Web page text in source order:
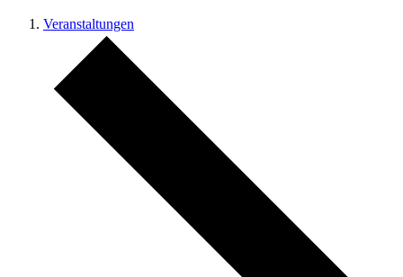
Veranstaltungen